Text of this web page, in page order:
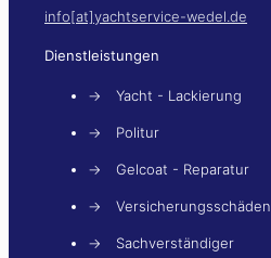
info[at]yachtservice-wedel.de
Dienstleistungen
→ Yacht - Lackierung
→ Politur
→ Gelcoat - Reparatur
→ Versicherungsschäden
→ Sachverständiger